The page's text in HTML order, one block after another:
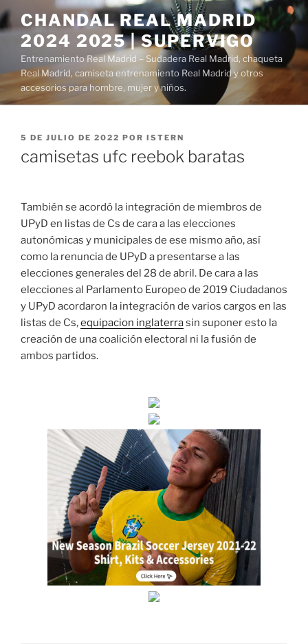
Saltar
al
contenido
CHANDAL REAL MADRID
2024 2025 | SUPERVIGO
Entrenamiento Real Madrid – Sudadera Real Madrid, chaqueta
Real Madrid, camiseta entrenamiento Real Madrid y otros
accesorios para hombre, mujer y niños.
PUBLICADO
5 DE JULIO DE 2022 POR ISTERN
camisetas ufc reebok baratas
También se acordó la integración de miembros de
UPyD en listas de Cs de cara a las elecciones
autonómicas y municipales de ese mismo año, así
como la renuncia de UPyD a presentarse a las
elecciones generales del 28 de abril. De cara a las
elecciones al Parlamento Europeo de 2019 Ciudadanos
y UPyD acordaron la integración de varios cargos en las
listas de Cs,equipacion inglaterrasin suponer esto la
creación de una coalición electoral ni la fusión de
ambos partidos.